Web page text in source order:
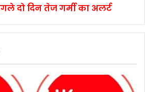
दो दिन तेज गर्मी का अलर्ट